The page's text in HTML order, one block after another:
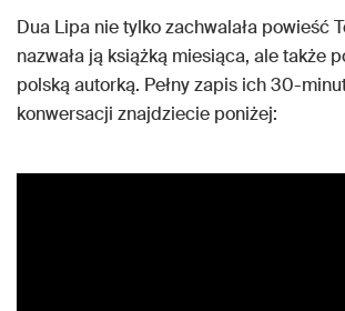
Dua Lipa nie tylko zachwalała powieść
nazwała ją książką miesiąca, ale także
polską autorką. Pełny zapis ich 30-
konwersacji znajdziecie poniżej: